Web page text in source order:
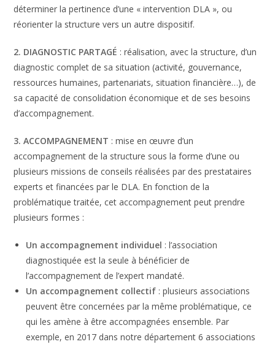
déterminer la pertinence d’une « intervention DLA », ou
réorienter la structure vers un autre dispositif.
2. DIAGNOSTIC PARTAGÉ : réalisation, avec la structure, d’un
diagnostic complet de sa situation (activité, gouvernance,
ressources humaines, partenariats, situation financière…), de
sa capacité de consolidation économique et de ses besoins
d’accompagnement.
3. ACCOMPAGNEMENT : mise en œuvre d’un
accompagnement de la structure sous la forme d’une ou
plusieurs missions de conseils réalisées par des prestataires
experts et financées par le DLA. En fonction de la
problématique traitée, cet accompagnement peut prendre
plusieurs formes :
Un accompagnement individuel : l’association
diagnostiquée est la seule à bénéficier de
l’accompagnement de l’expert mandaté.
Un accompagnement collectif : plusieurs associations
peuvent être concernées par la même problématique, ce
qui les amène à être accompagnées ensemble. Par
exemple, en 2017 dans notre département 6 associations